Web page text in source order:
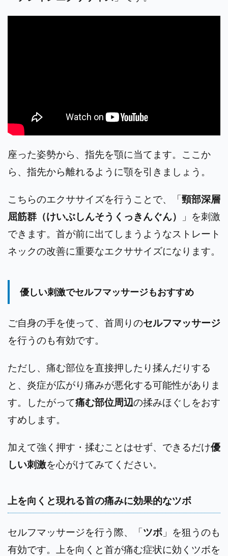
座った姿勢から、指先を顎に当てます。ここか
ら、指先から離れるように顎を引きましょう。
こちらのエクササイズを行うことで、「頸部深層
屈筋群（けいぶしんそうくっきんぐん）
」を刺激
できます。首が前に出てしまうようなストレート
ネックの改善に重要なエクササイズになります。
優しい刺激でセルフマッサージもおすすめ
ご自身の手を使って、首周りのセルフマッサージ
を行うのも有効です。
ただし、痛む部位を直接押したり揉んだりする
と、炎症が広がり痛みが悪化する可能性がありま
す。したがって痛む部位周辺の揉みほぐしをおす
すめします。
加えて強く押す・揉むことはせず、できるだけ優
しい刺激を心がけてみてください。
上を向くと現れる首の痛みに効果的なツボ
セルフマッサージを行う際、「ツボ 」を狙うのも
有効です。上を向くと首が痛む症状に効くツボを